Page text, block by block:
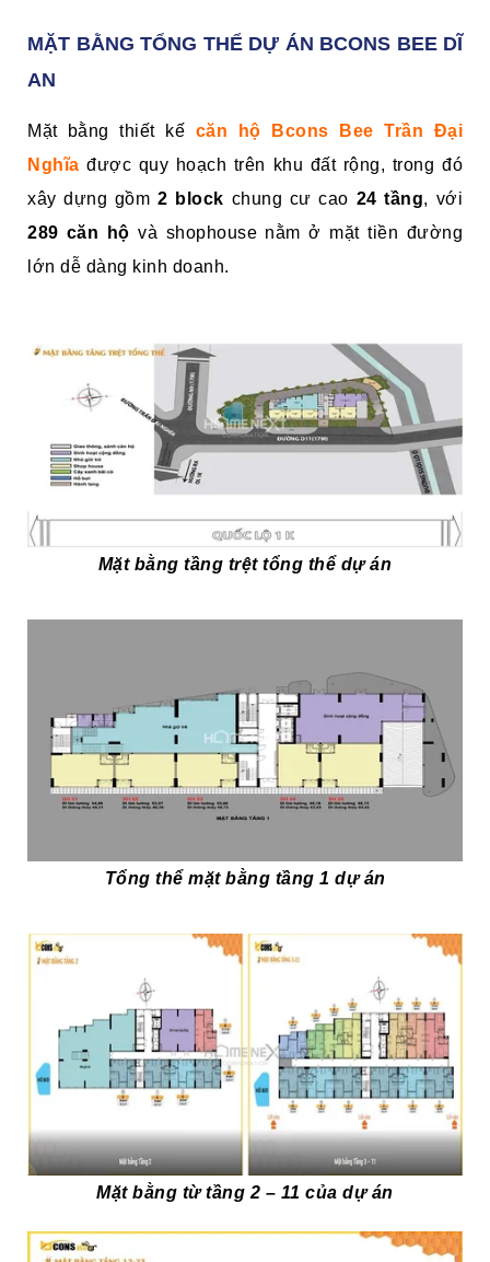
MẶT BẰNG TỔNG THỂ DỰ ÁN BCONS BEE DĨ
AN
Mặt bằng thiết kế căn hộ
Bcons Bee Trần Đại
Nghĩađược quy hoạch trên khu đất rộng, trong đó
xây dựng gồm2 block chung cư cao 24 tầng, với
289 căn hộ và shophouse nằm ở mặt tiền đường
lớn dễ dàng kinh doanh.
Mặt bằng tầng trệt tổng thể dự án
Tổng thể mặt bằng tầng 1 dự án
Mặt bằng từ tầng 2 – 11 của dự án